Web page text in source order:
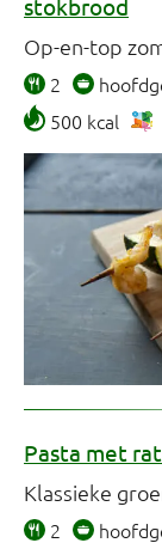
Op-en-top
2
500 kcal
Pasta met
Klassieke
2